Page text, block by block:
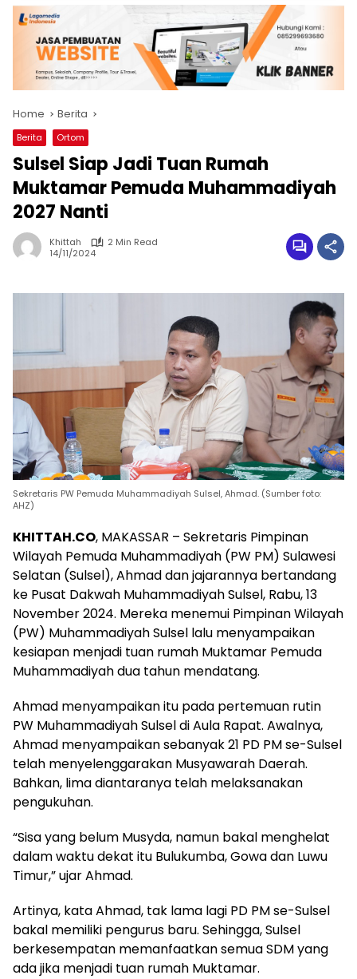
Home Berita
Berita Ortom
Sulsel Siap Jadi Tuan Rumah
Muktamar Pemuda Muhammadiyah
2027 Nanti
Khittah
2 Min Read
14/11/2024
Sekretaris PW Pemuda Muhammadiyah Sulsel, Ahmad. (Sumber foto:
AHZ)
KHITTAH.CO, MAKASSAR – Sekretaris Pimpinan
Wilayah Pemuda Muhammadiyah (PW PM) Sulawesi
Selatan (Sulsel), Ahmad dan jajarannya bertandang
ke Pusat Dakwah Muhammadiyah Sulsel, Rabu, 13
November 2024. Mereka menemui Pimpinan Wilayah
(PW) Muhammadiyah Sulsel lalu menyampaikan
kesiapan menjadi tuan rumah Muktamar Pemuda
Muhammadiyah dua tahun mendatang.
Ahmad menyampaikan itu pada pertemuan rutin
PW Muhammadiyah Sulsel di Aula Rapat. Awalnya,
Ahmad menyampaikan sebanyak 21 PD PM se-Sulsel
telah menyelenggarakan Musyawarah Daerah.
Bahkan, lima diantaranya telah melaksanakan
pengukuhan.
“Sisa yang belum Musyda, namun bakal menghelat
dalam waktu dekat itu Bulukumba, Gowa dan Luwu
Timur,” ujar Ahmad.
Artinya, kata Ahmad, tak lama lagi PD PM se-Sulsel
bakal memiliki pengurus baru. Sehingga, Sulsel
berkesempatan memanfaatkan semua SDM yang
ada jika menjadi tuan rumah Muktamar.